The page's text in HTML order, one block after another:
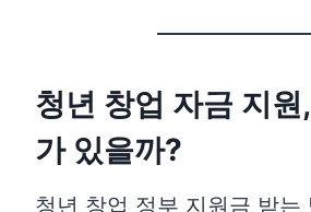
청년 창업 자금 지
가 있을까?
청년 창업 정부 지원금 받는